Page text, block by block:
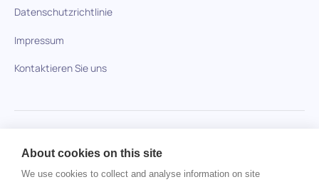
Datenschutzrichtlinie
Impressum
Kontaktieren Sie uns
HiPeople im Vergleich
Keine Artikel gefunden.
About cookies on this site
We use cookies to collect and analyse information on site